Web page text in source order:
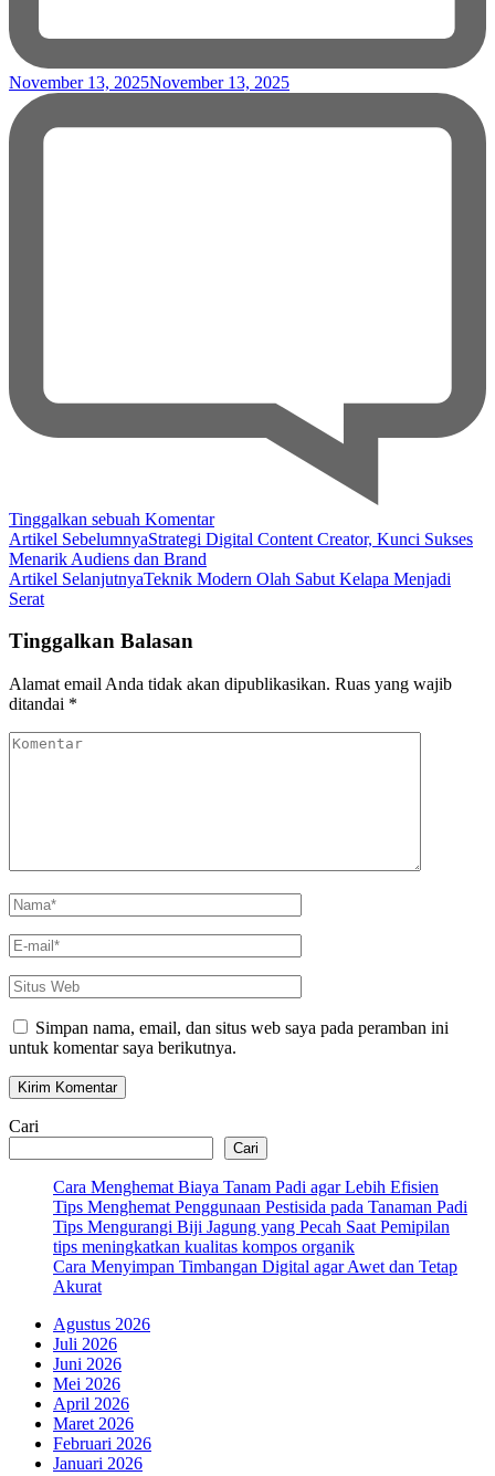
November 13, 2025November 13, 2025
Tinggalkan sebuah Komentarpada
Cara
Mengubah
Navigasi
Artikel
Artikel SebelumnyaStrategi Digital Content Creator, Kunci Sukses
Menarik Audiens dan Brand
Artikel SelanjutnyaTeknik Modern Olah Sabut Kelapa Menjadi
Serat
Tinggalkan Balasan
Alamat email Anda tidak akan dipublikasikan. Ruas yang wajib
ditandai *
Komentar
Nama*
E-
mail*
Situs
Web
Simpan nama, email, dan situs web saya pada peramban ini
untuk komentar saya berikutnya.
Cari
Cari
Cara Menghemat Biaya Tanam Padi agar Lebih Efisien
Tips Menghemat Penggunaan Pestisida pada Tanaman Padi
Tips Mengurangi Biji Jagung yang Pecah Saat Pemipilan
tips meningkatkan kualitas kompos organik
Cara Menyimpan Timbangan Digital agar Awet dan Tetap
Akurat
Agustus 2026
Juli 2026
Juni 2026
Mei 2026
April 2026
Maret 2026
Februari 2026
Januari 2026